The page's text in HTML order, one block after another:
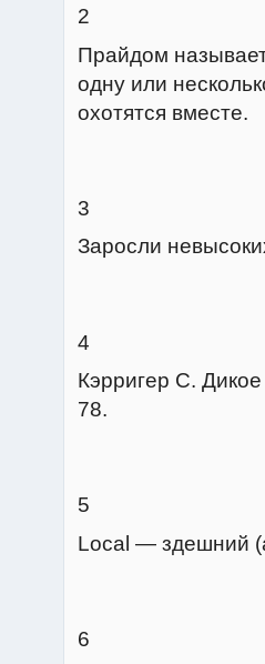
2
Прайдом
одну или
охотятся вместе.
3
Заросли
4
Кэрригер С.
78.
5
Local — здешний
6